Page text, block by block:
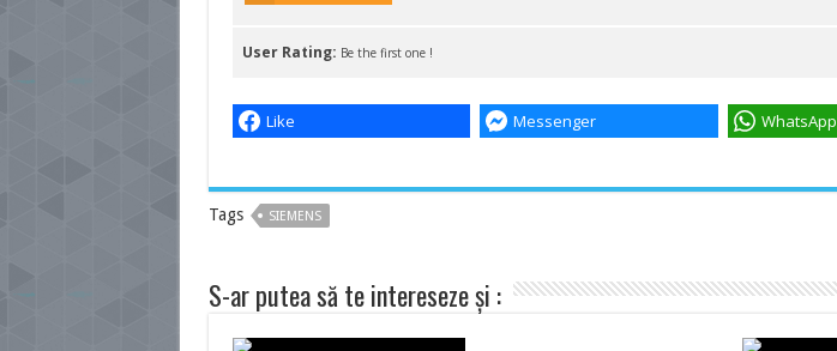
User Rating: Be the first one !
Like Messenger WhatsApp
Tags SIEMENS
S-ar putea să te intereseze și :